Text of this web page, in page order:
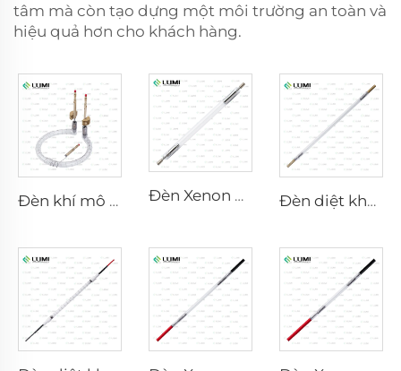
tâm mà còn tạo dựng một môi trường an toàn và
hiệu quả hơn cho khách hàng.
Đèn khí mô phỏng ánh sáng mặt trời D1200 – 10×110 mm Đèn Xenon Laser L2851 – 5×105×175 mm Đèn diệt khuẩn xung mạnh L3670 – 7×160×200 mm